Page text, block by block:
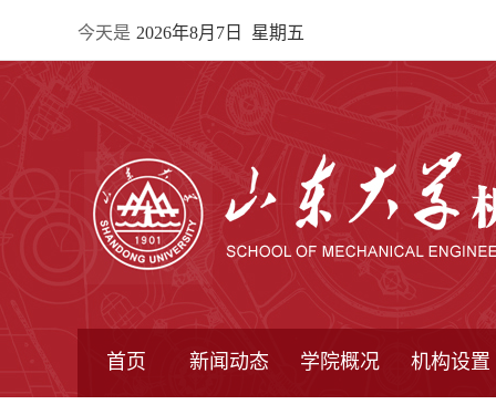
今天是 2026年8月7日 星期五
首页 新闻动态 学院概况 机构设置